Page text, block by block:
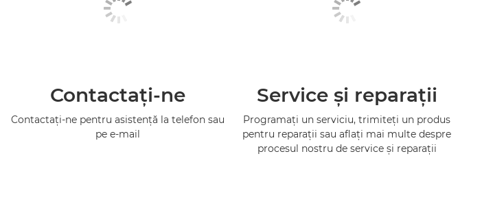
Contactaţi-ne
Contactaţi-ne pentru asistenţă la telefon sau
pe e-mail
Service şi reparaţii
Programaţi un serviciu, trimiteţi un produs
pentru reparaţii sau aflaţi mai multe despre
procesul nostru de service şi reparaţii